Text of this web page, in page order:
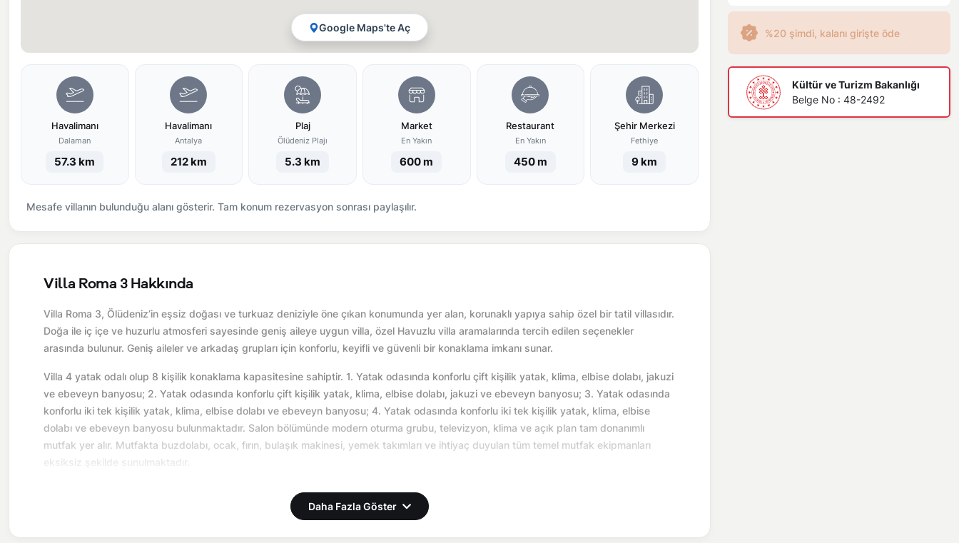
Google Maps'te Aç
Havalimanı
Dalaman
57.3 km
Havalimanı
Antalya
212 km
Plaj
Ölüdeniz Plajı
5.3 km
Market
En Yakın
600 m
Restaurant
En Yakın
450 m
Şehir Merkezi
Fethiye
9 km
Mesafe villanın bulunduğu alanı gösterir. Tam konum rezervasyon sonrası paylaşılır.
Villa Roma 3 Hakkında
Villa Roma 3, Ölüdeniz’in eşsiz doğası ve turkuaz deniziyle öne çıkan konumunda yer alan, korunaklı yapıya sahip özel bir tatil villasıdır.
Doğa ile iç içe ve huzurlu atmosferi sayesinde geniş aileye uygun villa, özel Havuzlu villa aramalarında tercih edilen seçenekler
arasında bulunur. Geniş aileler ve arkadaş grupları için konforlu, keyifli ve güvenli bir konaklama imkanı sunar.
Villa 4 yatak odalı olup 8 kişilik konaklama kapasitesine sahiptir. 1. Yatak odasında konforlu çift kişilik yatak, klima, elbise dolabı, jakuzi
ve ebeveyn banyosu; 2. Yatak odasında konforlu çift kişilik yatak, klima, elbise dolabı, jakuzi ve ebeveyn banyosu; 3. Yatak odasında
konforlu iki tek kişilik yatak, klima, elbise dolabı ve ebeveyn banyosu; 4. Yatak odasında konforlu iki tek kişilik yatak, klima, elbise
dolabı ve ebeveyn banyosu bulunmaktadır. Salon bölümünde modern oturma grubu, televizyon, klima ve açık plan tam donanımlı
mutfak yer alır. Mutfakta buzdolabı, ocak, fırın, bulaşık makinesi, yemek takımları ve ihtiyaç duyulan tüm temel mutfak ekipmanları
eksiksiz şekilde sunulmaktadır.
Burada sadece tatil değil, birlikte hatırlayabileceğiniz bir anı yaşarsınız.
Villalarımızın bulunmuş olduğu bölgelerde dönemsel olarak altyapı çalışmaları yapılabilmektedir. Bu çalışma nedeniyle
yol çalışması, elektrik ve su kesintileri yaşanabilmektedir.
Daha Fazla Göster
%20 şimdi, kalanı girişte öde
Kültür ve Turizm Bakanlığı
Belge No : 48-2492